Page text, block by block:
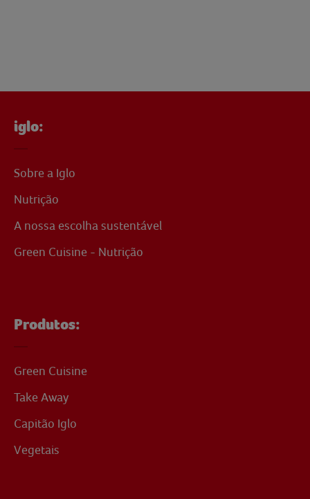
iglo:
Sobre a Iglo
Nutrição
A nossa escolha sustentável
Green Cuisine - Nutrição
Produtos:
Green Cuisine
Take Away
Capitão Iglo
Vegetais